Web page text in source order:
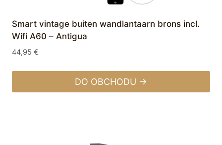
Smart vintage buiten wandlantaarn brons incl.
Wifi A60 – Antigua
44,95 €
DO OBCHODU →